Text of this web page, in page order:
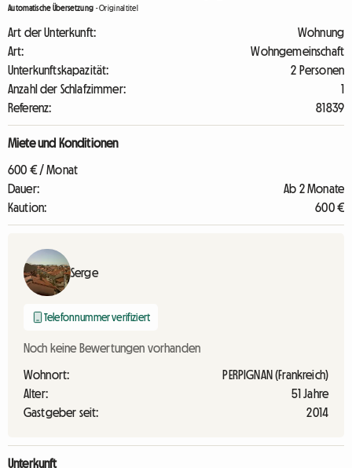
Automatische Übersetzung -Originaltitel
Art der Unterkunft:
Wohnung
Art:
Wohngemeinschaft
Unterkunftskapazität:
2 Personen
Anzahl der Schlafzimmer:
1
Referenz:
81839
Miete und Konditionen
600 € / Monat
Dauer:
Ab 2 Monate
Kaution:
600 €
Serge
Telefonnummer verifiziert
Noch keine Bewertungen vorhanden
Wohnort:
PERPIGNAN (Frankreich)
Alter:
51 Jahre
Gastgeber seit:
2014
Unterkunft